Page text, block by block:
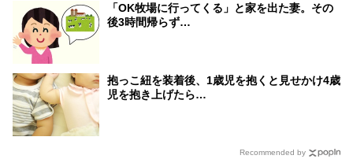
「OK牧場に行ってくる」と家を出た妻。その
後3時間帰らず…
抱っこ紐を装着後、1歳児を抱くと見せかけ4歳
児を抱き上げたら…
Recommended by